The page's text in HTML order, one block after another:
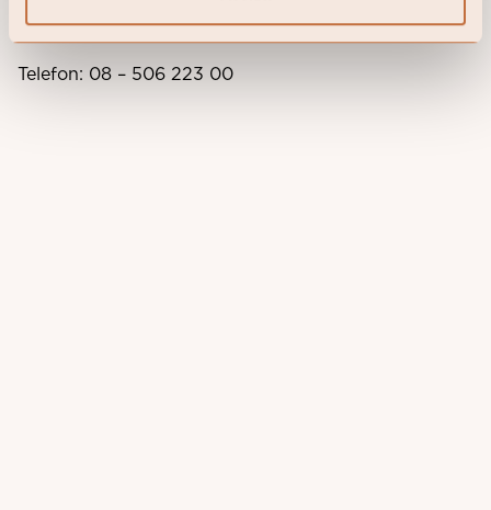
Adress: Sveavägen 24-26, 111 57 Stockholm
Telefon: 08 – 506 223 00